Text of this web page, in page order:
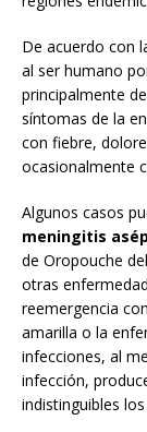
De acuerdo con
al ser humano
principalmente
síntomas de la
con fiebre,
ocasionalmente
Algunos casos
meningitis
de Oropouche
otras
reemergencia
amarilla o la
infecciones, al
infección,
indistinguibles